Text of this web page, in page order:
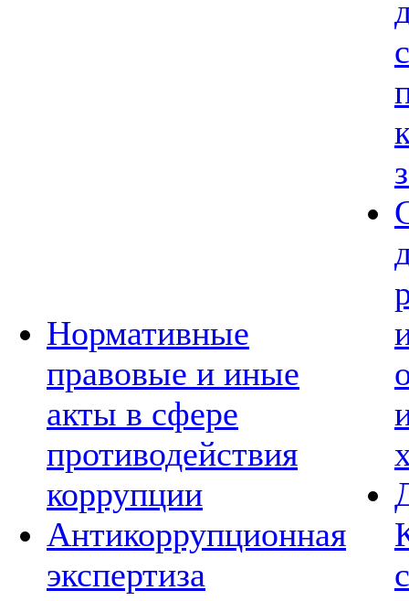
Нормативные
правовые и иные
акты в сфере
противодействия
коррупции
Антикоррупционная
экспертиза